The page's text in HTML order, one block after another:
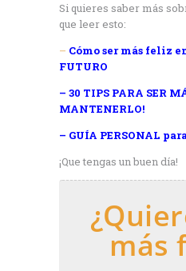
Si quieres saber más
que leer esto:
– Cómo ser más feliz
FUTURO
– 30 TIPS PARA SER
MANTENERLO!
– GUÍA PERSONAL
¡Que tengas un buen día!
más